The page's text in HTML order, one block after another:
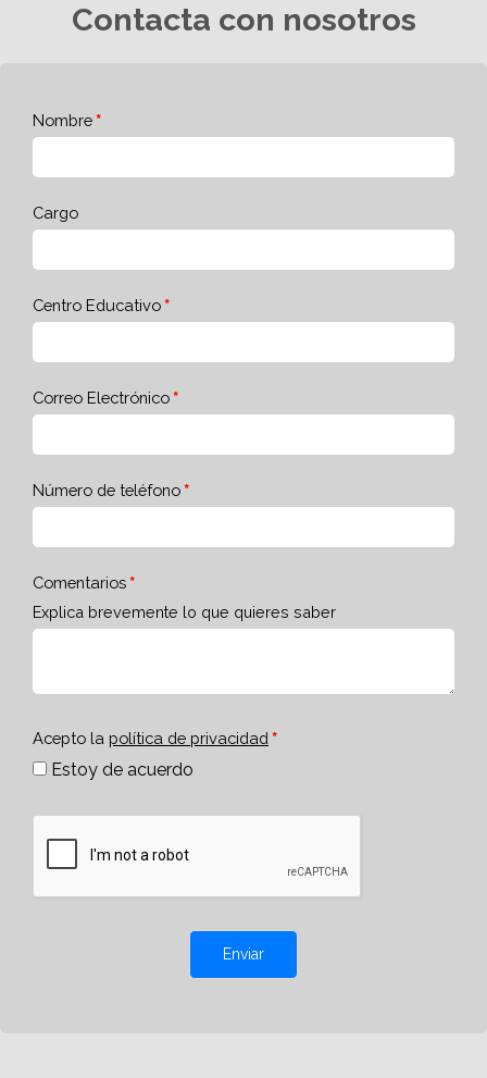
Contacta con nosotros
Nombre
Cargo
Centro Educativo
Correo Electrónico
Número de teléfono
Comentarios
Explica brevemente lo que quieres saber
Acepto la política de privacidad
Estoy de acuerdo
Enviar